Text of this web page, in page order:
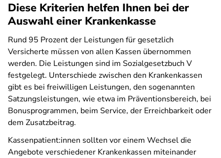
Diese Kriterien helfen Ihnen bei der
Auswahl einer Krankenkasse
Rund 95 Prozent der Leistungen für gesetzlich
Versicherte müssen von allen Kassen übernommen
werden. Die Leistungen sind im Sozialgesetzbuch V
festgelegt. Unterschiede zwischen den Krankenkassen
gibt es bei freiwilligen Leistungen, den sogenannten
Satzungsleistungen, wie etwa im Präventionsbereich, bei
Bonusprogrammen, beim Service, der Erreichbarkeit oder
dem Zusatzbeitrag.
Kassenpatient:innen sollten vor einem Wechsel die
Angebote verschiedener Krankenkassen miteinander